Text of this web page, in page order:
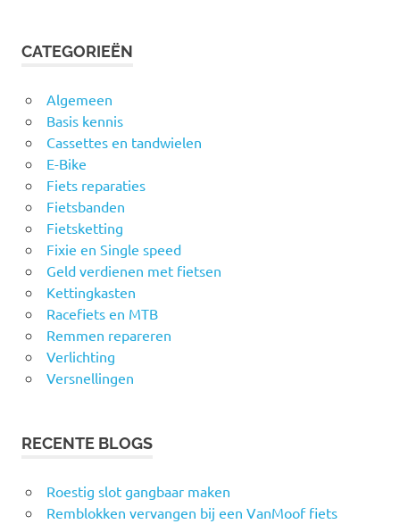
CATEGORIEËN
Algemeen
Basis kennis
Cassettes en tandwielen
E-Bike
Fiets reparaties
Fietsbanden
Fietsketting
Fixie en Single speed
Geld verdienen met fietsen
Kettingkasten
Racefiets en MTB
Remmen repareren
Verlichting
Versnellingen
RECENTE BLOGS
Roestig slot gangbaar maken
Remblokken vervangen bij een VanMoof fiets